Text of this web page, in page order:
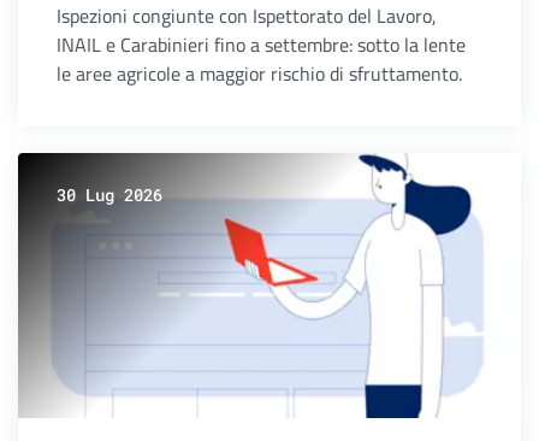
Ispezioni congiunte con Ispettorato del Lavoro,
INAIL e Carabinieri fino a settembre: sotto la lente
le aree agricole a maggior rischio di sfruttamento.
30 Lug 2026